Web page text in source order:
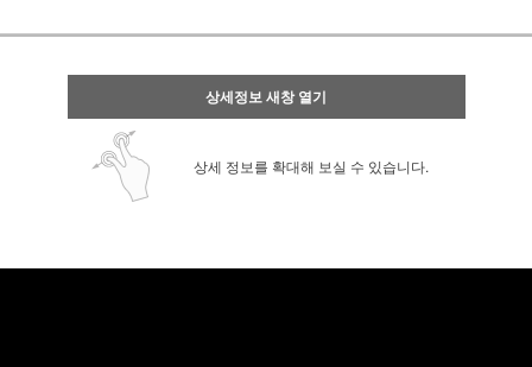
상세정보 새창 열기
상세 정보를 확대해 보실 수 있습니다.